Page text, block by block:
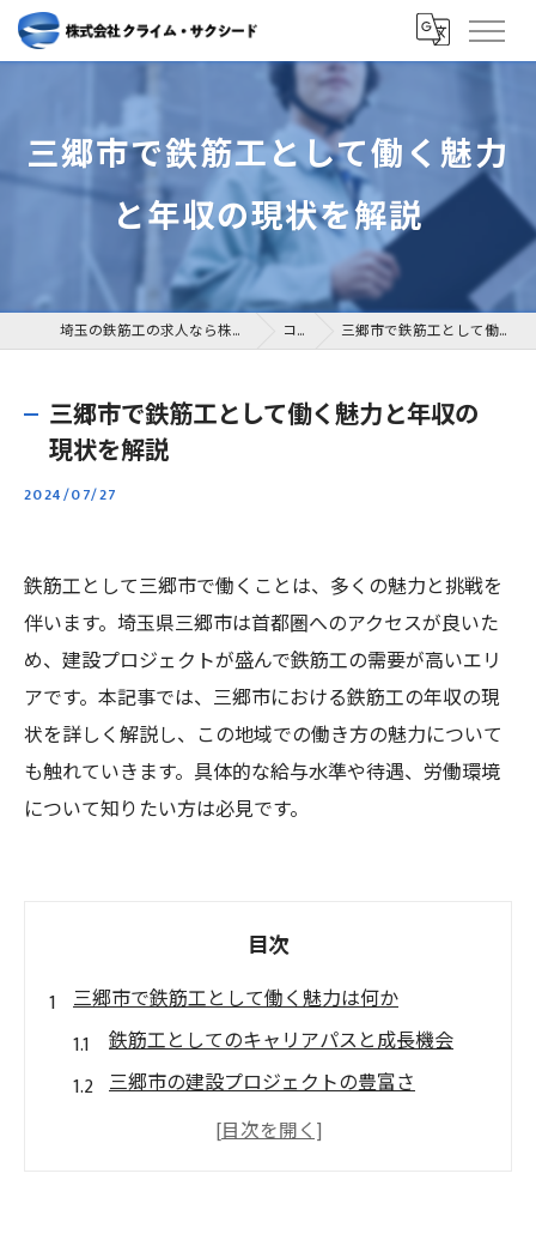
三郷市で鉄筋工として働く魅力
と年収の現状を解説
埼玉の鉄筋工の求人なら株式会社クライム・サクシード コラム 三郷市で鉄筋工として働く魅力と年収の現状を解説
三郷市で鉄筋工として働く魅力と年収の
現状を解説
2024/07/27
鉄筋工として三郷市で働くことは、多くの魅力と挑戦を
伴います。埼玉県三郷市は首都圏へのアクセスが良いた
め、建設プロジェクトが盛んで鉄筋工の需要が高いエリ
アです。本記事では、三郷市における鉄筋工の年収の現
状を詳しく解説し、この地域での働き方の魅力について
も触れていきます。具体的な給与水準や待遇、労働環境
について知りたい方は必見です。
目次
三郷市で鉄筋工として働く魅力は何か
鉄筋工としてのキャリアパスと成長機会
三郷市の建設プロジェクトの豊富さ
首都圏へのアクセスと利便性